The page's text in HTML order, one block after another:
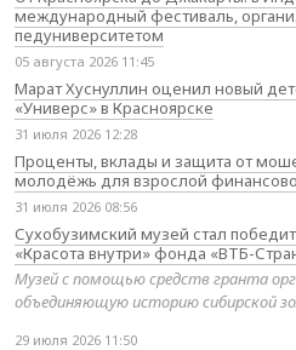
международный фестиваль,
педуниверситетом
05 августа 2026 11:45
Марат Хуснуллин оценил новый
«Универс» в Красноярске
31 июля 2026 12:28
Проценты, вклады и защита от
молодёжь для взрослой
31 июля 2026 08:56
Сухобузимский музей стал
«Красота внутри» фонда «ВТБ-
Музей с помощью средств гранта
объединяющую историю сибирской
29 июля 2026 11:50